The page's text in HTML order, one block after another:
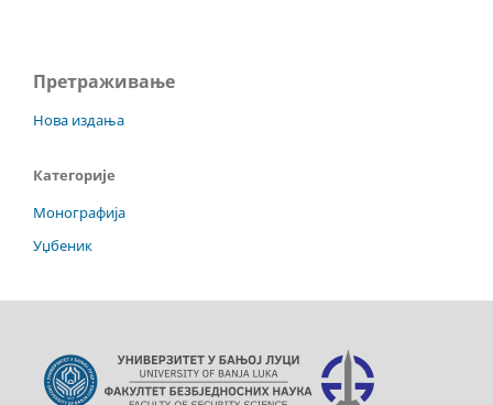
Претраживање
Нова издања
Категорије
Монографија
Уџбеник